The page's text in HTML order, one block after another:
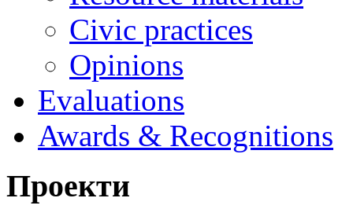
Civic practices
Opinions
Evaluations
Awards & Recognitions
Проекти